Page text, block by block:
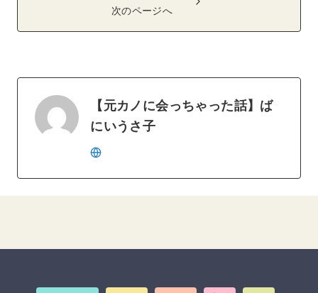
次のページへ
【元カノに会っちゃった話】ば
にいうさ子